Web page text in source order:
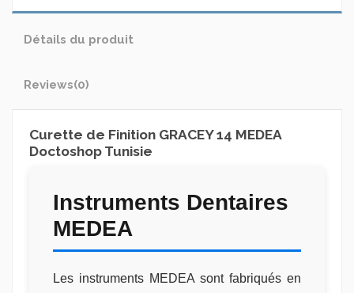
Détails du produit
Reviews(0)
Curette de Finition GRACEY 14 MEDEA
Doctoshop Tunisie
Instruments Dentaires
MEDEA
Les instruments MEDEA sont fabriqués en